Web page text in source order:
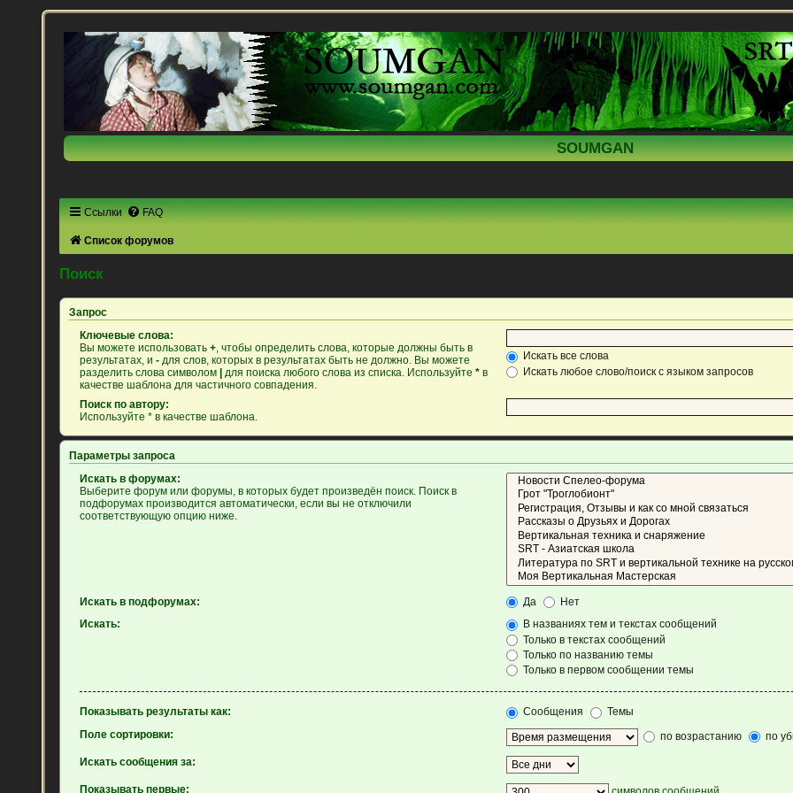
SOUMGAN
Ссылки FAQ
Список форумов
Поиск
Запрос
Ключевые слова:
Вы можете использовать+, чтобы определить слова, которые должны быть в
результатах, и- для слов, которых в результатах быть не должно. Вы можете
разделить слова символом
для поиска любого слова из списка. Используйте* в
качестве шаблона для частичного совпадения.
Искать все слова
Искать любое слово/поиск с языком запросов
Поиск по автору:
Используйте * в качестве шаблона.
Параметры запроса
Искать в форумах:
Выберите форум или форумы, в которых будет произведён поиск. Поиск в
подфорумах производится автоматически, если вы не отключили
соответствующую опцию ниже.
Искать в подфорумах: Да
Нет
Искать:
В названиях тем и текстах сообщений
Только в текстах сообщений
Только по названию темы
Только в первом сообщении темы
Показывать результаты как: Сообщения
Темы
Поле сортировки:
по возрастанию по
Искать сообщения за:
Показывать первые: